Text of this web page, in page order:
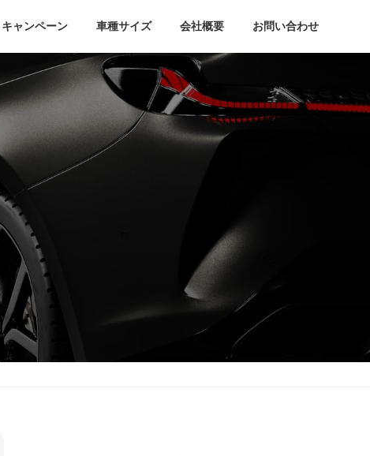
キャンペーン 車種サイズ 会社概要 お問い合わせ